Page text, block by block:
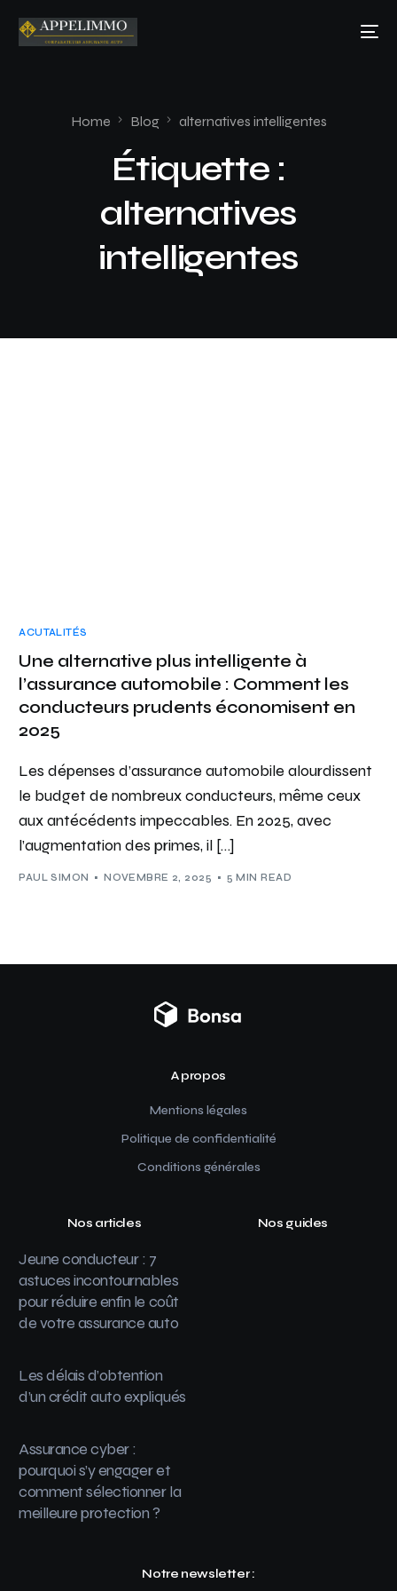
Home Blog alternatives intelligentes
Étiquette :
alternatives
intelligentes
ACUTALITÉS
Une alternative plus intelligente à
l’assurance automobile : Comment les
conducteurs prudents économisent en
2025
Les dépenses d’assurance automobile alourdissent
le budget de nombreux conducteurs, même ceux
aux antécédents impeccables. En 2025, avec
l’augmentation des primes, il […]
PAUL SIMON NOVEMBRE 2, 2025 5 MIN READ
A propos
Mentions légales
Politique de confidentialité
Conditions générales
Nos articles
Jeune conducteur : 7
astuces incontournables
pour réduire enfin le coût
de votre assurance auto
Les délais d’obtention
d’un crédit auto expliqués
Assurance cyber :
pourquoi s’y engager et
comment sélectionner la
meilleure protection ?
Nos guides
Notre newsletter :